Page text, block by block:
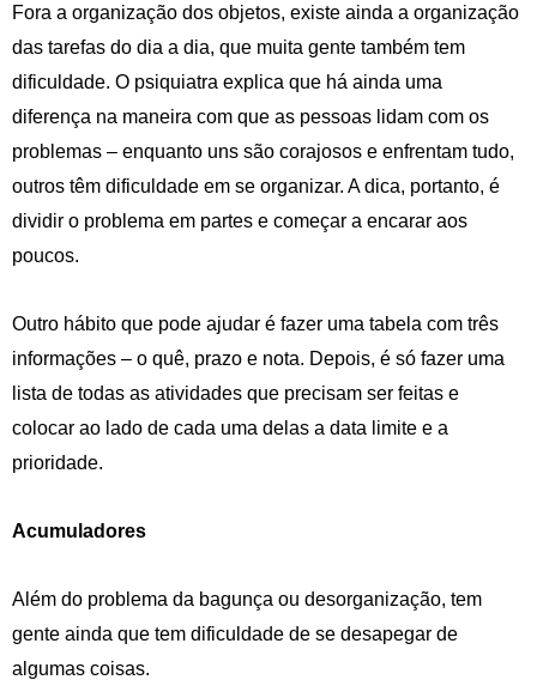
Fora a organização dos objetos, existe ainda a organização
das tarefas do dia a dia, que muita gente também tem
dificuldade. O psiquiatra explica que há ainda uma
diferença na maneira com que as pessoas lidam com os
problemas – enquanto uns são corajosos e enfrentam tudo,
outros têm dificuldade em se organizar. A dica, portanto, é
dividir o problema em partes e começar a encarar aos
poucos.
Outro hábito que pode ajudar é fazer uma tabela com três
informações – o quê, prazo e nota. Depois, é só fazer uma
lista de todas as atividades que precisam ser feitas e
colocar ao lado de cada uma delas a data limite e a
prioridade.
Acumuladores
Além do problema da bagunça ou desorganização, tem
gente ainda que tem dificuldade de se desapegar de
algumas coisas.